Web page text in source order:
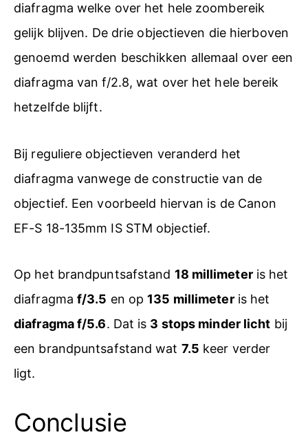
diafragma welke over het hele zoombereik
gelijk blijven. De drie objectieven die hierboven
genoemd werden beschikken allemaal over een
diafragma van f/2.8, wat over het hele bereik
hetzelfde blijft.
Bij reguliere objectieven veranderd het
diafragma vanwege de constructie van de
objectief. Een voorbeeld hiervan is de Canon
EF-S 18-135mm IS STM objectief.
Op het brandpuntsafstand 18 millimeteris het
diafragma f/3.5 en op 135 millimeteris het
diafragma f/5.6. Dat is 3 stops minder licht bij
een brandpuntsafstand wat 7.5 keer verder
ligt.
Conclusie